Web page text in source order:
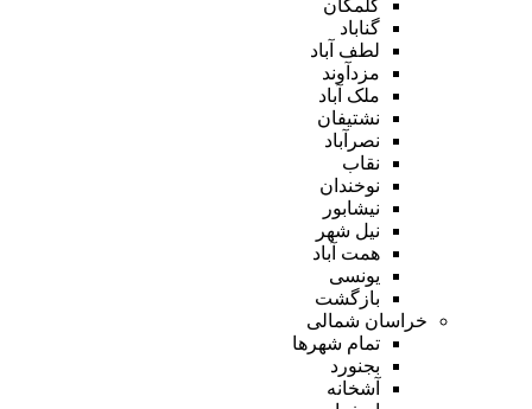
گلمکان
گناباد
لطف آباد
مزدآوند
ملک آباد
نشتیفان
نصرآباد
نقاب
نوخندان
نیشابور
نیل شهر
همت آباد
یونسی
بازگشت
خراسان شمالی
تمام شهر‌ها
بجنورد
آشخانه